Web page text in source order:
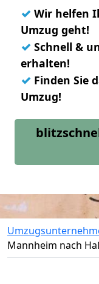
✓ Wir helfen
Umzug geht!
✓ Schnell &
erhalten!
✓ Finden Sie
Umzug!
Mannheim nach